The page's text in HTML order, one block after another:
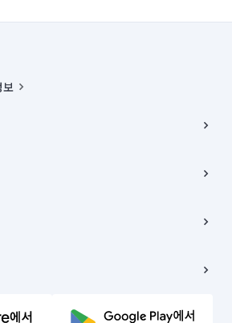
보
로구 율곡로 6(중학동, 트윈트리빌딩) B동 5층
구 수송동 율곡로 24, 7층, 8층 미소
의무와 책임은 거래당사자에게 있습니다.
All Rights Reserved.